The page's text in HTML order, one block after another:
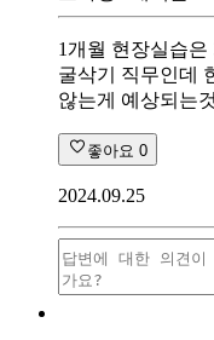
1개월 현장실습
굴삭기 직무인데
않는게 예상되는
좋아요 0
2024.09.25